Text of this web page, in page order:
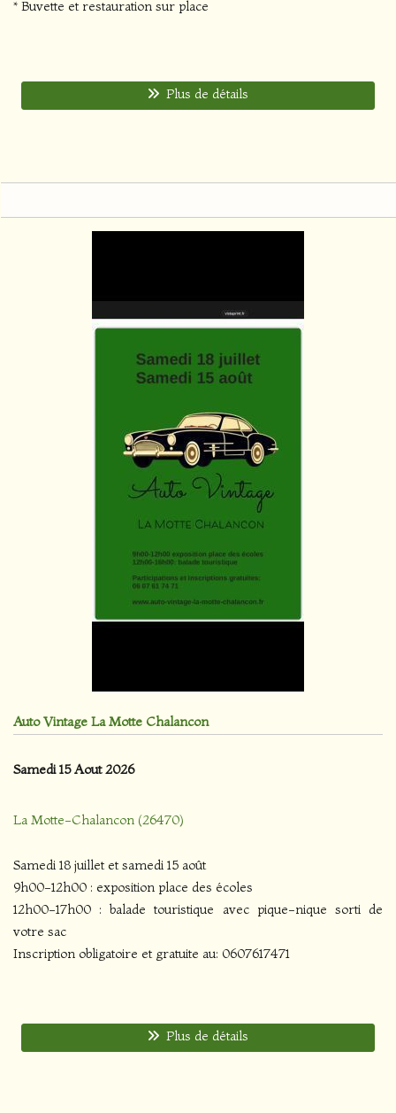
* Buvette et restauration sur place
Plus de détails
Auto Vintage La Motte Chalancon
Samedi 15 Aout 2026
La Motte-Chalancon (26470)
Samedi 18 juillet et samedi 15 août
9h00-12h00 : exposition place des écoles
12h00-17h00 : balade touristique avec pique-nique sorti de
votre sac
Inscription obligatoire et gratuite au: 0607617471
Plus de détails